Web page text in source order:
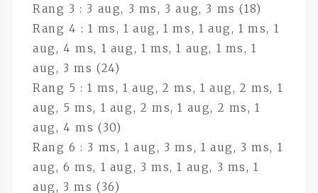
Rang 3 : 3 aug, 3 ms, 3 aug, 3 ms (18)
Rang 4 : 1 ms, 1 aug, 1 ms, 1 aug, 1 ms, 1
aug, 4 ms, 1 aug, 1 ms, 1 aug, 1 ms, 1
aug, 3 ms (24)
Rang 5 : 1 ms, 1 aug, 2 ms, 1 aug, 2 ms, 1
aug, 5 ms, 1 aug, 2 ms, 1 aug, 2 ms, 1
aug, 4 ms (30)
Rang 6 : 3 ms, 1 aug, 3 ms, 1 aug, 3 ms, 1
aug, 6 ms, 1 aug, 3 ms, 1 aug, 3 ms, 1
aug, 3 ms (36)